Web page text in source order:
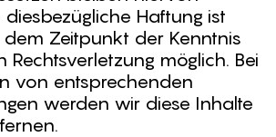
diesbezügliche Haftung ist
Zeitpunkt der Kenntnis
Rechtsverletzung möglich. Bei
von entsprechenden
werden wir diese Inhalte